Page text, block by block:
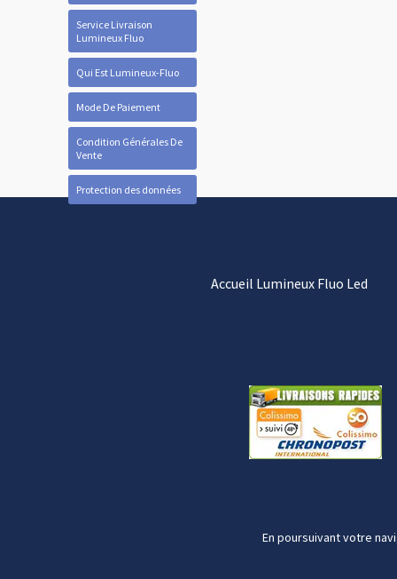
Service Livraison
Lumineux Fluo
Qui Est Lumineux-Fluo
Mode De Paiement
Condition Générales De
Vente
Protection des données
Accueil Lumineux Fluo Led
En poursuivant votre